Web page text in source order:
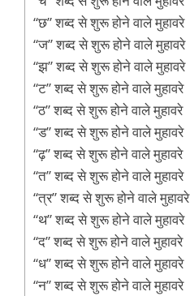
“छ” शब्द से शुरू होने वाले मुहावरे
“ज” शब्द से शुरू होने वाले मुहावरे
“झ” शब्द से शुरू होने वाले मुहावरे
“ट” शब्द से शुरू होने वाले मुहावरे
“ठ” शब्द से शुरू होने वाले मुहावरे
“ड” शब्द से शुरू होने वाले मुहावरे
“ढ़” शब्द से शुरू होने वाले मुहावरे
“त” शब्द से शुरू होने वाले मुहावरे
“त्र” शब्द से शुरू होने वाले मुहावरे
“थ” शब्द से शुरू होने वाले मुहावरे
“द” शब्द से शुरू होने वाले मुहावरे
“ध” शब्द से शुरू होने वाले मुहावरे
“न” शब्द से शुरू होने वाले मुहावरे